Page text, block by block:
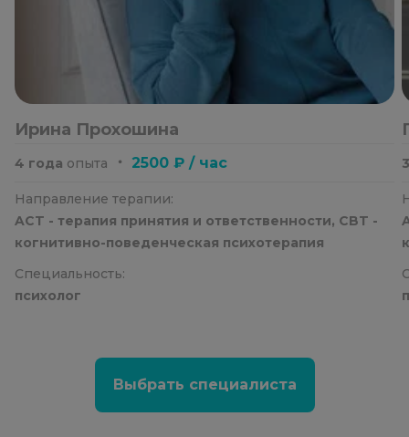
Ирина Прохошина
4 года опыта ・ 2500 ₽ / час
Направление терапии:
ACT - терапия принятия и ответственности, CBT -
когнитивно-поведенческая психотерапия
Специальность:
психолог
Выбрать специалиста